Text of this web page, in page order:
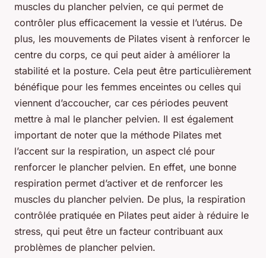
muscles du plancher pelvien, ce qui permet de
contrôler plus efficacement la vessie et l’utérus. De
plus, les mouvements de Pilates visent à renforcer le
centre du corps, ce qui peut aider à améliorer la
stabilité et la posture. Cela peut être particulièrement
bénéfique pour les femmes enceintes ou celles qui
viennent d’accoucher, car ces périodes peuvent
mettre à mal le plancher pelvien. Il est également
important de noter que la méthode Pilates met
l’accent sur la respiration, un aspect clé pour
renforcer le plancher pelvien. En effet, une bonne
respiration permet d’activer et de renforcer les
muscles du plancher pelvien. De plus, la respiration
contrôlée pratiquée en Pilates peut aider à réduire le
stress, qui peut être un facteur contribuant aux
problèmes de plancher pelvien.